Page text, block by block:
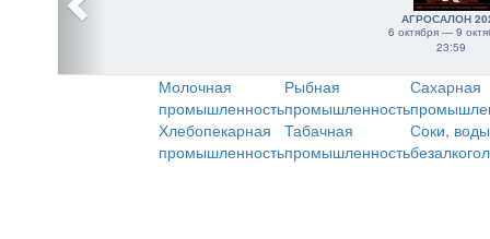
АГРОСАЛОН
6 октября — 9
23:59
Молочная
промышленность
Рыбная
промышленность
Сахарная
Хлебопекарная
промышленность
Табачная
промышленность
Соки,